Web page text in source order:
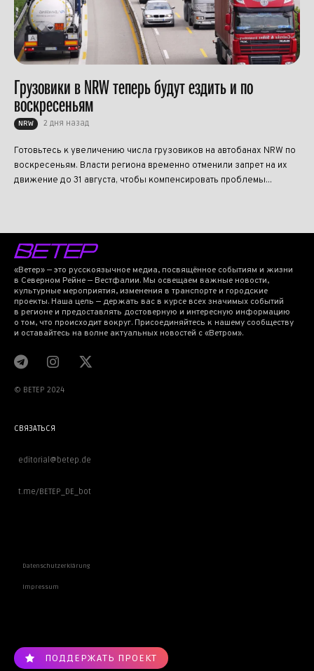
Грузовики в NRW теперь будут ездить и по
воскресеньям
NRW 2 дня назад
Готовьтесь к увеличению числа грузовиков на автобанах NRW по
воскресеньям. Власти региона временно отменили запрет на их
движение до 31 августа, чтобы компенсировать проблемы...
«Ветер» — это русскоязычное медиа, посвящённое событиям и жизни
в Северном Рейне — Вестфалии. Мы освещаем важные новости,
культурные мероприятия, изменения в транспорте и городские
проекты. Наша цель — держать вас в курсе всех значимых событий
в регионе и предоставлять достоверную и интересную информацию
о том, что происходит вокруг. Присоединяйтесь к нашему сообществу
и оставайтесь на волне актуальных новостей с «Ветром».
© BETEP 2024
СВЯЗАТЬСЯ
editorial@betep.de
t.me/BETEP_DE_bot
Datenschutzerklärung
Impressum
ПОДДЕРЖАТЬ ПРОЕКТ